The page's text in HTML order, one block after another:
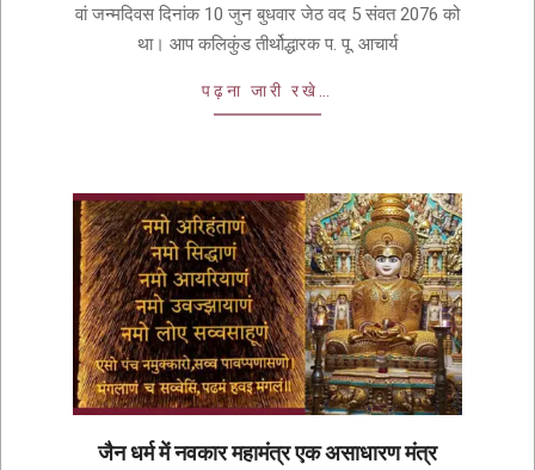
वां जन्मदिवस दिनांक 10 जुन बुधवार जेठ वद 5 संवत 2076 को
था। आप कलिकुंड तीर्थोद्धारक प. पू. आचार्य
पढ़ना जारी रखे…
जैन धर्म में नवकार महामंत्र एक असाधारण मंत्र